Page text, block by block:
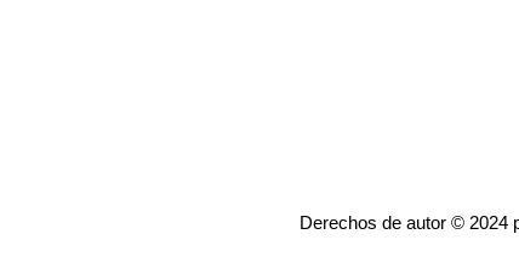
Derechos de autor © 2024